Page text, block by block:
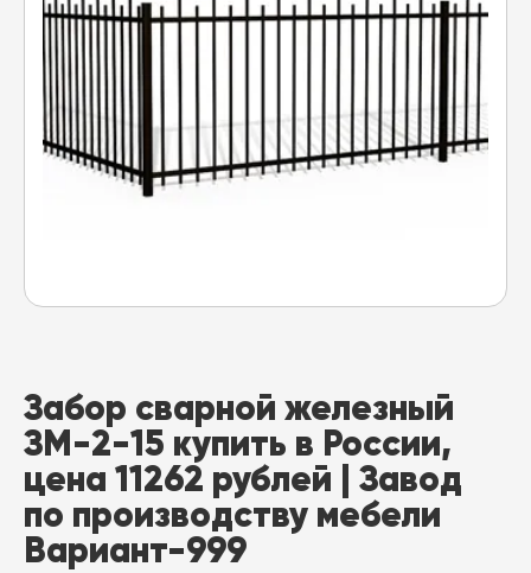
Забор сварной железный
ЗМ-2-15 купить в России,
цена 11262 рублей | Завод
по производству мебели
Вариант-999